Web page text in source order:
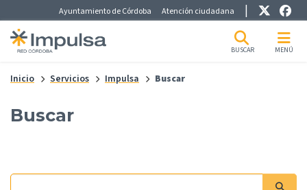
Pre-Header Microsite
Ayuntamiento de Córdoba Atención ciudadana Enlace
BUSCAR MENÚ
Inicio Servicios Impulsa Buscar
Buscar